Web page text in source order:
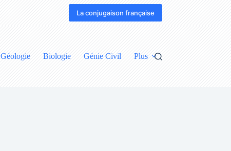
La conjugaison française
Géologie Biologie Génie Civil Plus